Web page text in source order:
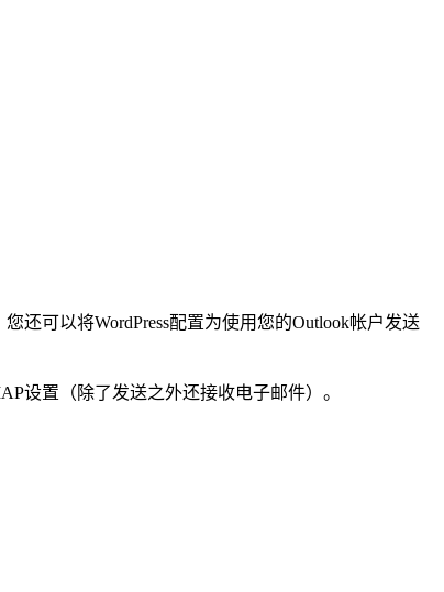
还可以将WordPress配置为使用您的Outlook帐户发送
设置（除了发送之外还接收电子邮件）。